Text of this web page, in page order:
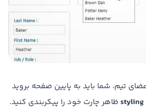
تیم، شما باید به پایین صفحه بروید
styling ظاهر چارت خود را پیکربندی کنید.